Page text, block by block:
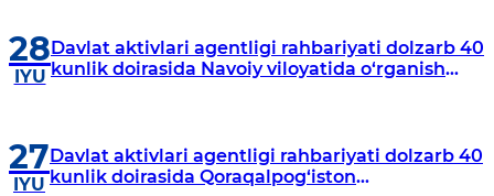
28
IYU
Davlat aktivlari agentligi rahbariyati dolzarb 40
kunlik doirasida Navoiy viloyatida o‘rganish
27
IYU
Davlat aktivlari agentligi rahbariyati dolzarb 40
kunlik doirasida Qoraqalpog‘iston